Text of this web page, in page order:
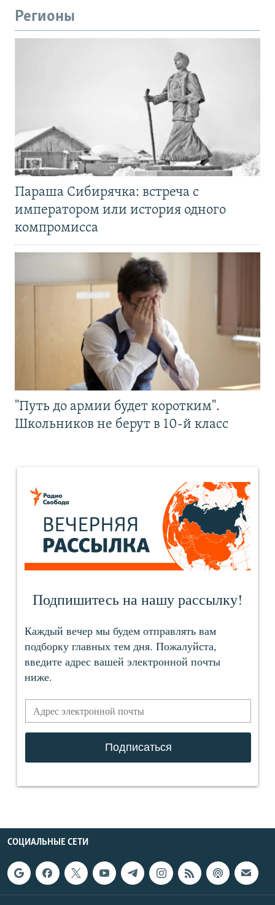
Регионы
Параша Сибирячка: встреча с
императором или история одного
компромисса
"Путь до армии будет коротким".
Школьников не берут в 10-й класс
СОЦИАЛЬНЫЕ СЕТИ